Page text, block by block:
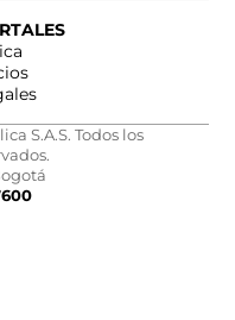
S.A.S. Todos los